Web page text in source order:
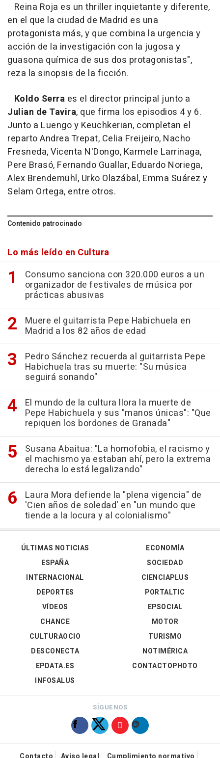
Reina Roja es un thriller inquietante y diferente,
en el que la ciudad de Madrid es una
protagonista más, y que combina la urgencia y
acción de la investigación con la jugosa y
guasona química de sus dos protagonistas",
reza la sinopsis de la ficción.
Koldo Serra es el director principal junto a
Julian de Tavira, que firma los episodios 4 y 6.
Junto a Luengo y Keuchkerian, completan el
reparto Andrea Trepat, Celia Freijeiro, Nacho
Fresneda, Vicenta N'Dongo, Karmele Larrinaga,
Pere Brasó, Fernando Guallar, Eduardo Noriega,
Alex Brendemühl, Urko Olazábal, Emma Suárez y
Selam Ortega, entre otros.
Contenido patrocinado
Lo más leído en Cultura
Consumo sanciona con 320.000 euros a un
organizador de festivales de música por
prácticas abusivas
Muere el guitarrista Pepe Habichuela en
Madrid a los 82 años de edad
Pedro Sánchez recuerda al guitarrista Pepe
Habichuela tras su muerte: "Su música
seguirá sonando"
El mundo de la cultura llora la muerte de
Pepe Habichuela y sus "manos únicas": "Que
repiquen los bordones de Granada"
Susana Abaitua: "La homofobia, el racismo y
el machismo ya estaban ahí, pero la extrema
derecha lo está legalizando"
Laura Mora defiende la "plena vigencia" de
'Cien años de soledad' en "un mundo que
tiende a la locura y al colonialismo"
ÚLTIMAS NOTICIAS
ESPAÑA
INTERNACIONAL
DEPORTES
VÍDEOS
ECONOMÍA
SOCIEDAD
CIENCIAPLUS
PORTALTIC
EPSOCIAL
CHANCE
CULTURAOCIO
DESCONECTA
EPDATA.ES
INFOSALUS
MOTOR
TURISMO
NOTIMÉRICA
CONTACTOPHOTO
SÍGUENOS